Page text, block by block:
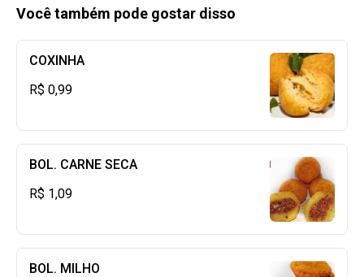
Você também pode gostar disso
COXINHA
R$ 0,99
BOL. CARNE SECA
R$ 1,09
BOL. MILHO